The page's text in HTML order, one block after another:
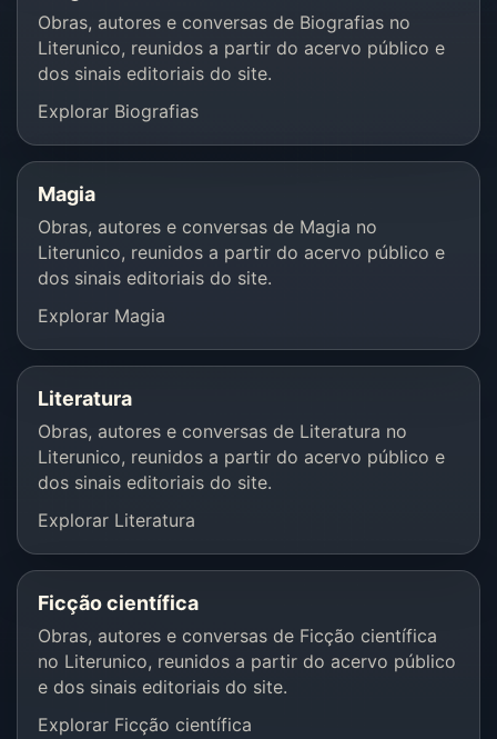
Obras, autores e conversas de Biografias no
Literunico, reunidos a partir do acervo público e
dos sinais editoriais do site.
Explorar Biografias
Magia
Obras, autores e conversas de Magia no
Literunico, reunidos a partir do acervo público e
dos sinais editoriais do site.
Explorar Magia
Literatura
Obras, autores e conversas de Literatura no
Literunico, reunidos a partir do acervo público e
dos sinais editoriais do site.
Explorar Literatura
Ficção científica
Obras, autores e conversas de Ficção científica
no Literunico, reunidos a partir do acervo público
e dos sinais editoriais do site.
Explorar Ficção científica